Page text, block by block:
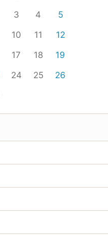
3 4
5
10 11
12
17 18
19
24 25
26